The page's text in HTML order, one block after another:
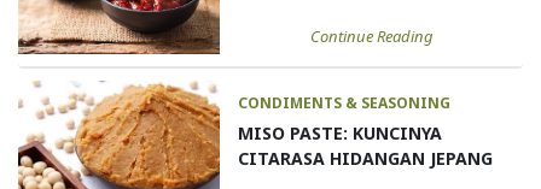
Continue Reading
CONDIMENTS & SEASONING
MISO PASTE: KUNCINYA
CITARASA HIDANGAN JEPANG